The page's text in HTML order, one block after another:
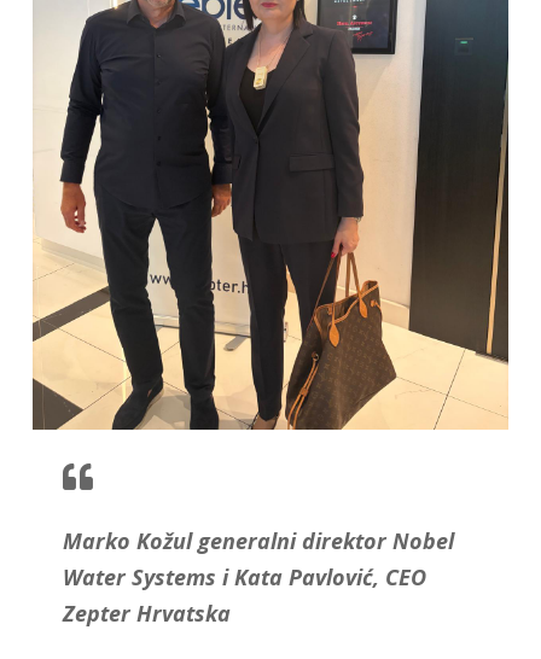
Marko Kožul generalni direktor Nobel
Water Systems i Kata Pavlović, CEO
Zepter Hrvatska